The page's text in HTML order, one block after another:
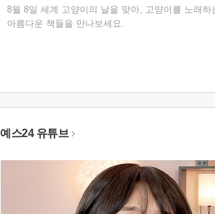
8월 8일 세계 고양이의 날을 맞아, 고양이를 노래하
아름다운 책들을 만나보세요.
예스24 유튜브